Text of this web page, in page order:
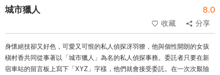
城市獵人 8.0
收藏 分享
身懷絕技卻又好色，可愛又可恨的私人偵探冴羽獠，他與個性開朗的女孩
槇村香共同從事著以「城市獵人」為名的私人偵探事務。委託者只要在新
宿車站的留言板上寫下「XYZ」字樣，他們就會接受委託。在一次次艱險